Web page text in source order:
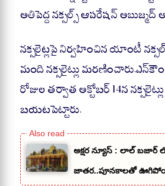
అతిపెద్ద నక్సల్స్ ఆపరేషన్ అబుజ్మద్
నక్సలైట్లపై నిర్వహించిన యాంటీ
మంది నక్సలైట్లు
రోజుల తర్వాత అక్టోబర్ 14న
బయటపెట్టారు.
అక్షర న్యూస్ : లాల్ బజార్
జాతర..పూనకాలతో